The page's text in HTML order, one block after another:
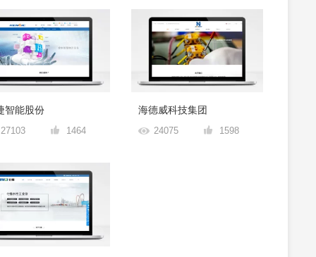
智能股份
27103 1464
海德威科技集团
24075 1598